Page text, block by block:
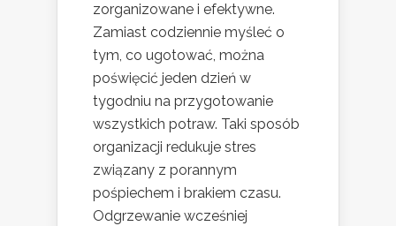
zorganizowane i efektywne.
Zamiast codziennie myśleć o
tym, co ugotować, można
poświęcić jeden dzień w
tygodniu na przygotowanie
wszystkich potraw. Taki sposób
organizacji redukuje stres
związany z porannym
pośpiechem i brakiem czasu.
Odgrzewanie wcześniej